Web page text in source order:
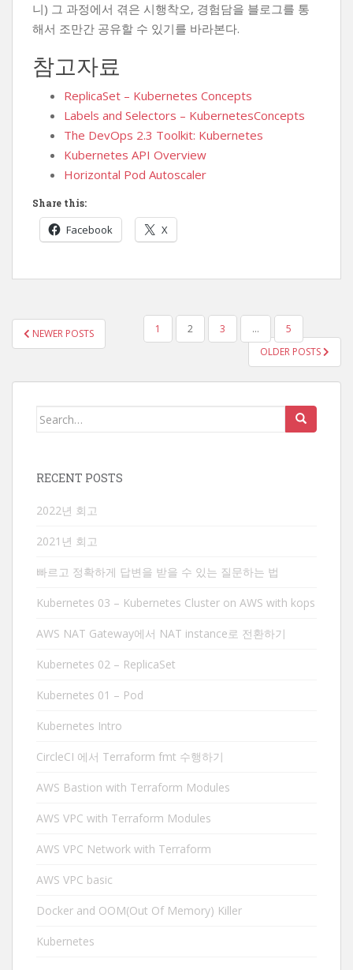
니) 그 과정에서 겪은 시행착오, 경험담을 블로그를 통
해서 조만간 공유할 수 있기를 바라본다.
참고자료
ReplicaSet – Kubernetes Concepts
Labels and Selectors – KubernetesConcepts
The DevOps 2.3 Toolkit: Kubernetes
Kubernetes API Overview
Horizontal Pod Autoscaler
Share this:
Facebook X
POSTS
PAGINATION
NEWER POSTS 1 2 3 …
5
OLDER POSTS
Search
RECENT POSTS
2022년 회고
2021년 회고
빠르고 정확하게 답변을 받을 수 있는 질문하는 법
Kubernetes 03 – Kubernetes Cluster on AWS with kops
AWS NAT Gateway에서 NAT instance로 전환하기
Kubernetes 02 – ReplicaSet
Kubernetes 01 – Pod
Kubernetes Intro
CircleCI 에서 Terraform fmt 수행하기
AWS Bastion with Terraform Modules
AWS VPC with Terraform Modules
AWS VPC Network with Terraform
AWS VPC basic
Docker and OOM(Out Of Memory) Killer
Kubernetes